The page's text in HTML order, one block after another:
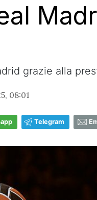
grazie alla
08:01
Telegram